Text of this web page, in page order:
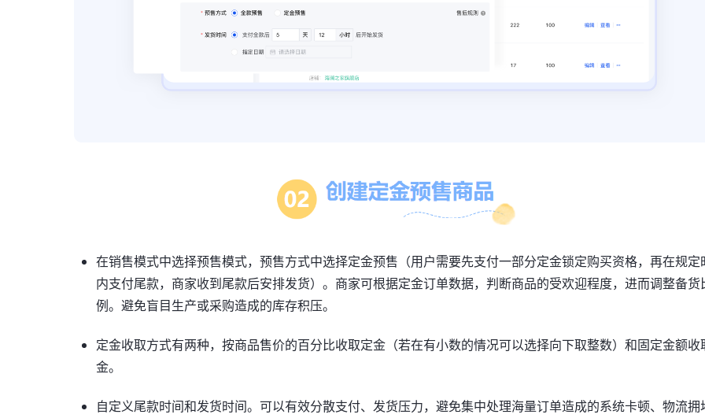
在销售模式中选择预售模式，预售方式中选择定金预售（用户需要先支付一部分定金锁定购买资格，再在规定
内支付尾款，商家收到尾款后安排发货）。商家可根据定金订单数据，判断商品的受欢迎程度，进而调整备货
例。避免盲目生产或采购造成的库存积压。
定金收取方式有两种，按商品售价的百分比收取定金（若在有小数的情况可以选择向下取整数）和固定金额收
金。
自定义尾款时间和发货时间。可以有效分散支付、发货压力，避免集中处理海量订单造成的系统卡顿、物流拥